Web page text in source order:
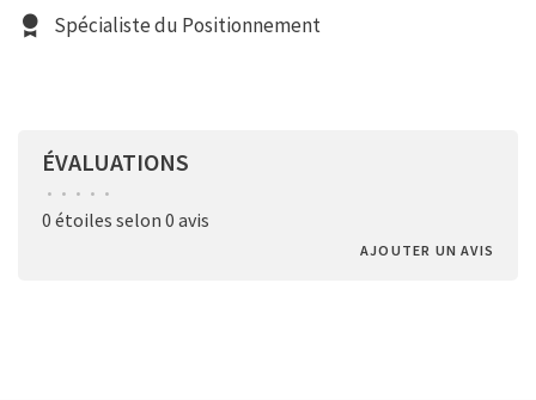
Spécialiste du Positionnement
ÉVALUATIONS
• • • • •
0 étoiles selon 0 avis
AJOUTER UN AVIS